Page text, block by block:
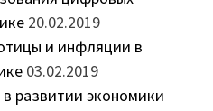
20.02.2019
и инфляции в
03.02.2019
развитии экономики